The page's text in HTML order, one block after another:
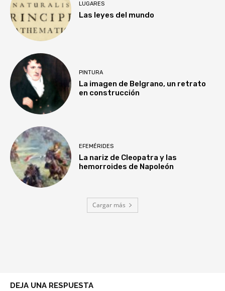
LUGARES
Las leyes del mundo
PINTURA
La imagen de Belgrano, un retrato
en construcción
EFEMÉRIDES
La nariz de Cleopatra y las
hemorroides de Napoleón
Cargar más
DEJA UNA RESPUESTA